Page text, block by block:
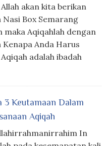
akan kita berikan
Box Semarang
maka Aqiqahlah dengan
Anda Harus
adalah ibadah
3 Keutamaan Dalam
Aqiqah
In